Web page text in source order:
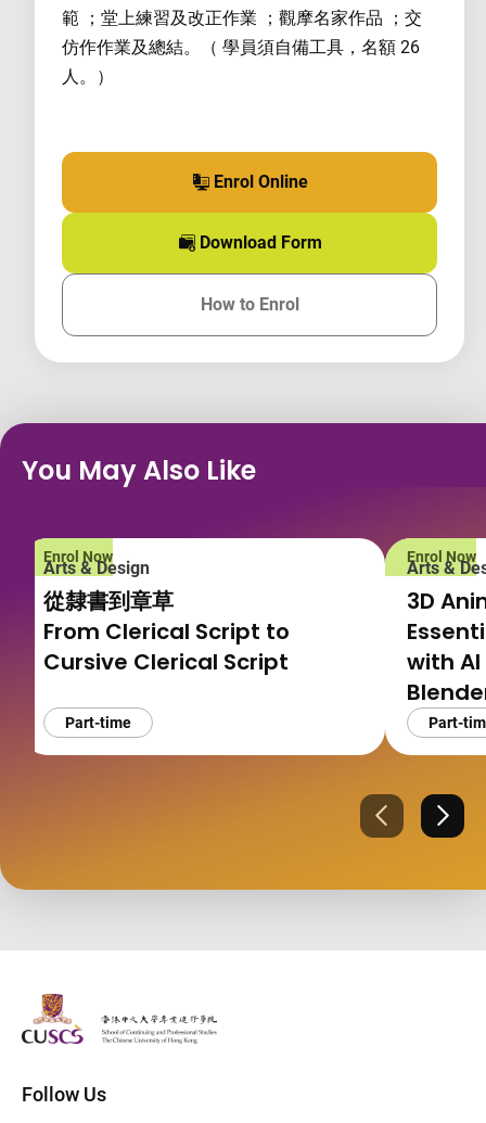
範 ；堂上練習及改正作業 ；觀摩名家作品 ；交
仿作作業及總結。（ 學員須自備工具，名額 26
人。）
Enrol Online
Download Form
How to Enrol
You May Also Like
Enrol Now
Arts & Design
從隸書到章草
From Clerical Script to
Cursive Clerical Script
Part-time
Enrol Now
Arts &
3D
with
工具應
Part-
PreviousNext
The Chinese Univeristy of hong Kong
Follow Us